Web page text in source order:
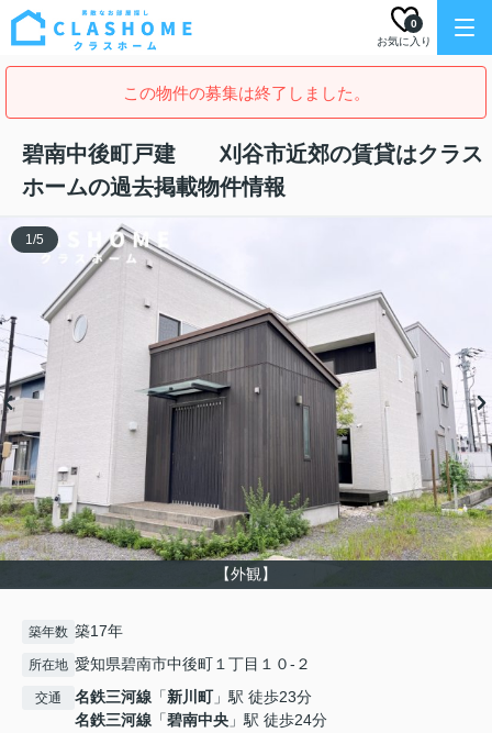
お気に入り
0
この物件の募集は終了しました。
碧南中後町戸建 刈谷市近郊の賃貸はクラス
ホームの過去掲載物件情報
【外観】
1/5
築年数 築17年
所在地 愛知県碧南市中後町１丁目１０-２
交通 名鉄三河線 「新川町」駅 徒歩23分
名鉄三河線 「碧南中央 」駅 徒歩24分